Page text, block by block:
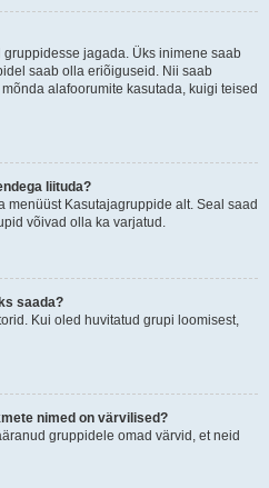
jagada. Üks inimene saab
saab olla eriõiguseid. Nii saab
alafoorumite kasutada, kuigi teised
liituda?
Kasutajagruppide alt. Seal saad
võivad olla ka varjatud.
saada?
Kui oled huvitatud grupi loomisest,
nimed on värvilised?
gruppidele omad värvid, et neid